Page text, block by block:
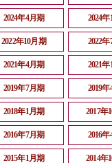
2024年4月期 2024
2022年10月期 2022
2021年4月期 2021
2019年7月期 2019
2018年1月期 2017年
2016年7月期 2016
2015年1月期 2014年